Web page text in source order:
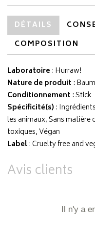
DÉTAILS
COMPOSITION
Laboratoire : Hurraw!
Nature de produit :
Conditionnement : Stick
Spécificité(s) :
les animaux, Sans matière
toxiques, Végan
Label: Cruelty free and
Avis clients
Il n'y a